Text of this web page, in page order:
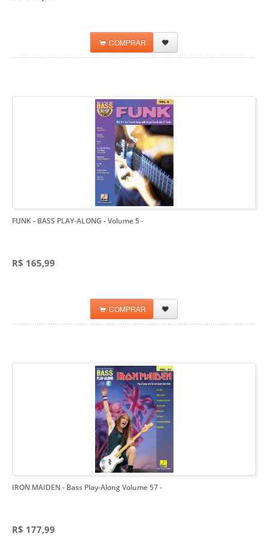
COMPRAR
FUNK - BASS PLAY-ALONG - Volume 5-
R$ 165,99
COMPRAR
IRON MAIDEN - Bass Play-Along Volume 57-
R$ 177,99